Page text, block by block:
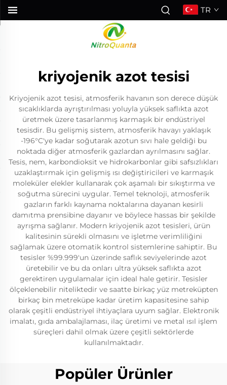
TR
kriyojenik azot tesisi
Kriyojenik azot tesisi, atmosferik havanın son derece düşük
sıcaklıklarda ayrıştırılması yoluyla yüksek saflıkta azot
üretmek üzere tasarlanmış karmaşık bir endüstriyel
tesisdir. Bu gelişmiş sistem, atmosferik havayı yaklaşık
-196°C'ye kadar soğutarak azotun sıvı hale geldiği bu
noktada diğer atmosferik gazlardan ayrılmasını sağlar.
Tesis, nem, karbondioksit ve hidrokarbonlar gibi safsızlıkları
uzaklaştırmak için gelişmiş ısı değiştiricileri ve karmaşık
moleküler elekler kullanarak çok aşamalı bir sıkıştırma ve
soğutma sürecini uygular. Temel teknoloji, atmosferik
gazların farklı kaynama noktalarına dayanan kesirli
damıtma prensibine dayanır ve böylece hassas bir şekilde
ayrışma sağlanır. Modern kriyojenik azot tesisleri, ürün
kalitesinin sürekli olmasını ve işletme verimliliğini
sağlamak üzere otomatik kontrol sistemlerine sahiptir. Bu
tesisler %99.999'un üzerinde saflık seviyelerinde azot
üretebilir ve bu da onları ultra yüksek saflıkta azot
gerektiren uygulamalar için ideal hale getirir. Tesisler
ölçeklenebilir niteliktedir ve saatte birkaç yüz metreküpten
birkaç bin metreküpe kadar üretim kapasitesine sahip
olarak çeşitli endüstriyel ihtiyaçlara uyum sağlar. Elektronik
imalatı, gıda ambalajlaması, ilaç üretimi ve metal ısıl işlem
süreçleri dahil olmak üzere çeşitli sektörlerde
kullanılmaktadır.
Popüler Ürünler